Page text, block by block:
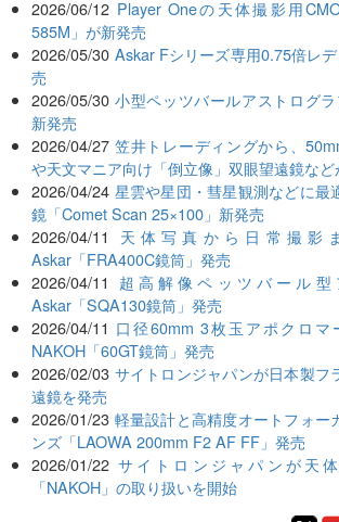
2026/06/12 Player Oneの天体撮影用
585M」が新発売
2026/05/30 Askar Fシリーズ専用0.75倍レ
売
2026/05/30 小型ペッツバールアストログラ
新発売
2026/04/27 笠井トレーディングから、
や天文マニア向け「倒立像」双眼望遠鏡な
2026/04/24 星雲や星団・彗星観測などに最
鏡「Comet Scan 25×100」新発売
2026/04/11
天体写真から日常撮影
Askar「FRA400C鏡筒」発売
2026/04/11
超高解像ペッツバール
Askar「SQA130鏡筒」発売
2026/04/11 口径60mm 3枚玉アポクロマ
NAKOH「60GT鏡筒」発売
2026/02/03 サイトロンジャパンが日本製フ
遠鏡を発売
2026/01/23 軽量設計と高精度オートフォー
ンズ「LAOWA 200mm F2 AF FF」発売
2026/01/22 サイトロンジャパンが天
「NAKOH」の取り扱いを開始